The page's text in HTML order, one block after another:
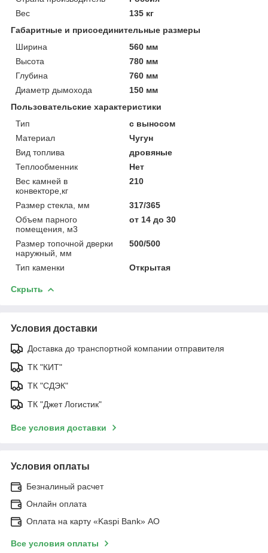
Вес
135 кг
Габаритные и присоединительные размеры
Ширина
560 мм
Высота
780 мм
Глубина
760 мм
Диаметр дымохода
150 мм
Пользовательские характеристики
Тип
с выносом
Материал
Чугун
Вид топлива
дровяные
Теплообменник
Нет
Вес камней в
конвекторе,кг
210
Размер стекла, мм
317/365
Объем парного
помещения, м3
от 14 до 30
Размер топочной дверки
наружный, мм
500/500
Тип каменки Открытая
Скрыть
Условия доставки
Доставка до транспортной компании отправителя
ТК "КИТ"
ТК "СДЭК"
ТК "Джет Логистик"
Все условия доставки
Условия оплаты
Безналиный расчет
Онлайн оплата
Оплата на карту «Kaspi Bank» АО
Все условия оплаты